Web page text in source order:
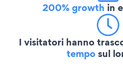
200% growth in
I visitatori hanno
temposul